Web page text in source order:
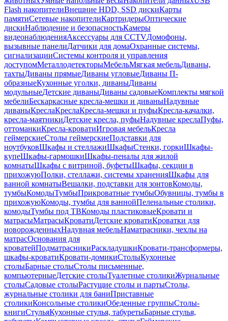
Flash накопителиВнешние HDD, SSD дискиКарты
памятиСетевые накопителиКартридерыОптические
дискиНаблюдение и безопасностьКамеры
видеонаблюденияАксессуары для CCTVДомофоны,
вызывные панелиДатчики для домаОхранные системы,
сигнализацииСистемы контроля и управления
доступомМеталлодетекторыМебельМягкая мебельДиваны,
тахтыДиваны прямыеДиваны угловыеДиваны П-
образныеКухонные уголки, диваныДиваны
модульныеДетские диваныДиваны садовыеКомплекты мягкой
мебелиБескаркасные кресла-мешки и диваныНадувные
диваныКреслаКреслаКресла-мешки и пуфыКресла-качалки,
кресла-маятникиДетские кресла, пуфыНадувные креслаПуфы,
оттоманкиКресла-кроватиИгровая мебельКресла
геймерскиеСтолы геймерскиеПодставки для
ноутбуковШкафы и стеллажиШкафыСтенки, горкиШкафы-
купеШкафы-гармошкиШкафы-пеналы для жилой
комнатыШкафы с витриной, буфетыШкафы, секции в
прихожуюПолки, стеллажи, системы храненияШкафы для
ванной комнатыВешалки, подставки для зонтовКомоды,
тумбыКомодыТумбыПрикроватные тумбыОбувницы, тумбы в
прихожуюКомоды, тумбы для ваннойПеленальные столики,
комодыТумбы под ТВКомоды пластиковыеКровати и
матрасыМатрасыКроватиДетские кроватиКроватки для
новорожденныхНадувная мебельНаматрасники, чехлы на
матрасОснования для
кроватейПодматрасникиРаскладушкиКровати-трансформеры,
шкафы-кроватиКровати-домикиСтолыКухонные
столыБарные столыСтолы письменные,
компьютерныеДетские столыТуалетные столикиЖурнальные
столыСадовые столыРастущие столы и партыСтолы,
журнальные столики для баниПриставные
столикиКонсольные столикиОбеденные группыСтолы-
книгиСтульяКухонные стулья, табуретыБарные стулья,